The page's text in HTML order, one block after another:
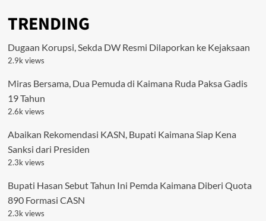
TRENDING
Dugaan Korupsi, Sekda DW Resmi Dilaporkan ke Kejaksaan
2.9k views
Miras Bersama, Dua Pemuda di Kaimana Ruda Paksa Gadis
19 Tahun
2.6k views
Abaikan Rekomendasi KASN, Bupati Kaimana Siap Kena
Sanksi dari Presiden
2.3k views
Bupati Hasan Sebut Tahun Ini Pemda Kaimana Diberi Quota
890 Formasi CASN
2.3k views